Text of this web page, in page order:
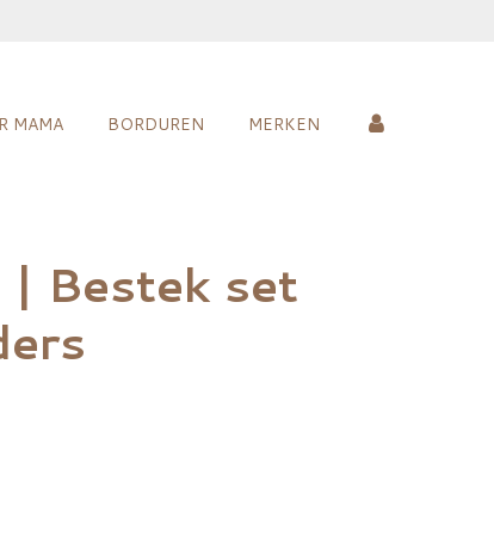
MAMA BORDUREN MERKEN
| Bestek set